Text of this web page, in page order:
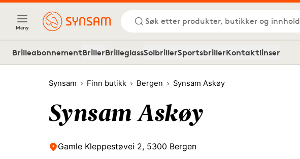
Meny
Søk etter produkter, butikker og innhold
BrilleabonnementBrillerBrilleglassSolbrillerSportsbrillerKontaktlinser
Synsam Finn butikk Bergen Synsam Askøy
Synsam Askøy
Gamle Kleppestøvei 2, 5300 Bergen